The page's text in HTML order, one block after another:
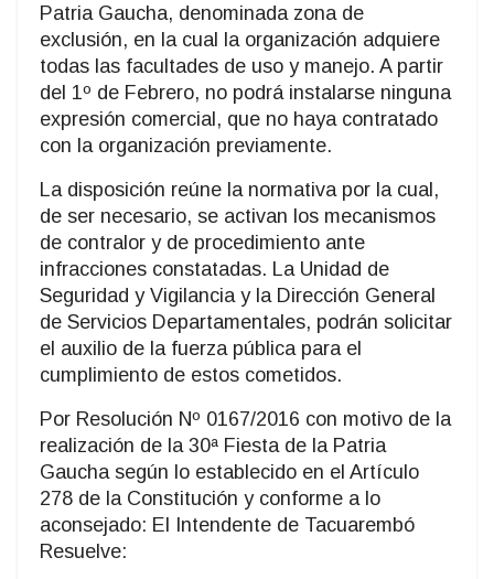
Patria Gaucha, denominada zona de
exclusión, en la cual la organización adquiere
todas las facultades de uso y manejo. A partir
del 1º de Febrero, no podrá instalarse ninguna
expresión comercial, que no haya contratado
con la organización previamente.
La disposición reúne la normativa por la cual,
de ser necesario, se activan los mecanismos
de contralor y de procedimiento ante
infracciones constatadas. La Unidad de
Seguridad y Vigilancia y la Dirección General
de Servicios Departamentales, podrán solicitar
el auxilio de la fuerza pública para el
cumplimiento de estos cometidos.
Por Resolución Nº 0167/2016 con motivo de la
realización de la 30ª Fiesta de la Patria
Gaucha según lo establecido en el Artículo
278 de la Constitución y conforme a lo
aconsejado: El Intendente de Tacuarembó
Resuelve: